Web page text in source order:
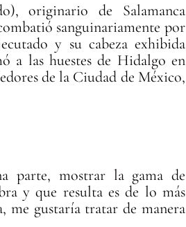
originario de Salamanca
sanguinariamente por
y su cabeza exhibida
a las huestes de Hidalgo en
de la Ciudad de México,
parte, mostrar la gama de
y que resulta es de lo más
me gustaría tratar de manera